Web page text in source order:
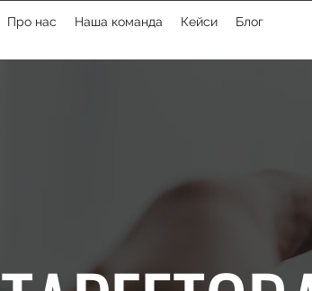
Про нас Наша команда Кейси Блог